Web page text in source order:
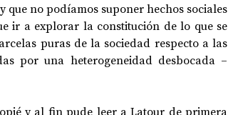
que no podíamos suponer hechos sociales
ir a explorar la constitución de lo que se
puras de la sociedad respecto a las
por una heterogeneidad desbocada –
y al fin pude leer a Latour de primera